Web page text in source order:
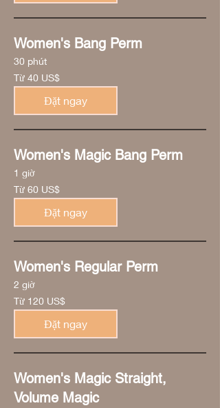
Women's Bang Perm
30 phút
Từ
40
đô
Từ 40 US$
Đặt ngay
Women's Magic Bang Perm
1 giờ
Từ
60
đô
Từ 60 US$
Đặt ngay
Women's Regular Perm
2 giờ
Từ
120
đô
Từ 120 US$
Đặt ngay
Women's Magic Straight,
Volume Magic